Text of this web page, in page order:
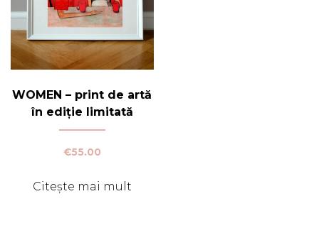
WOMEN – print de artă
în ediție limitată
€55.00
Citește mai mult